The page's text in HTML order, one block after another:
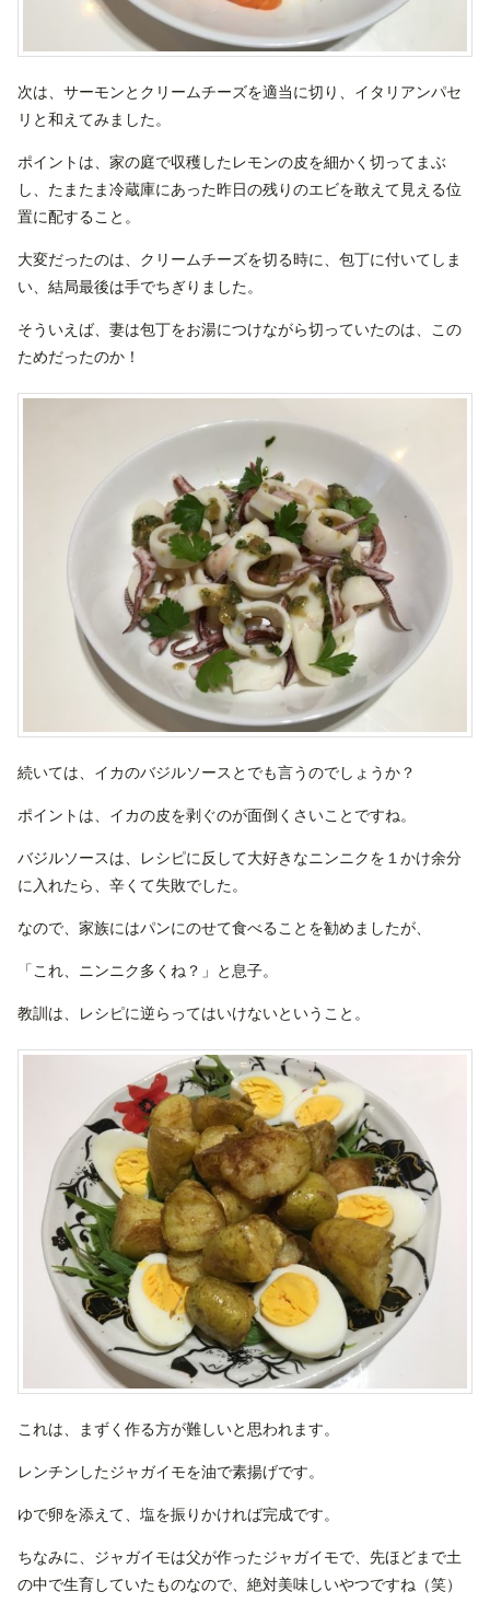
次は、サーモンとクリームチーズを適当に切り、イタリアンパセ
リと和えてみました。
ポイントは、家の庭で収穫したレモンの皮を細かく切ってまぶ
し、たまたま冷蔵庫にあった昨日の残りのエビを敢えて見える位
置に配すること。
大変だったのは、クリームチーズを切る時に、包丁に付いてしま
い、結局最後は手でちぎりました。
そういえば、妻は包丁をお湯につけながら切っていたのは、この
ためだったのか！
続いては、イカのバジルソースとでも言うのでしょうか？
ポイントは、イカの皮を剥ぐのが面倒くさいことですね。
バジルソースは、レシピに反して大好きなニンニクを１かけ余分
に入れたら、辛くて失敗でした。
なので、家族にはパンにのせて食べることを勧めましたが、
「これ、ニンニク多くね？」と息子。
教訓は、レシピに逆らってはいけないということ。
これは、まずく作る方が難しいと思われます。
レンチンしたジャガイモを油で素揚げです。
ゆで卵を添えて、塩を振りかければ完成です。
ちなみに、ジャガイモは父が作ったジャガイモで、先ほどまで土
の中で生育していたものなので、絶対美味しいやつですね（笑）